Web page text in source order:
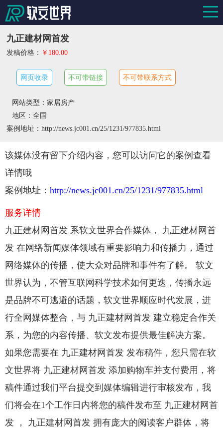
九正建材网首发
发稿价格： ￥180.00
网页收录 不可带链接 不可带联系方式
网站类型：家居房产
地区：全国
案例地址：http://news.jc001.cn/25/1231/977835.html
该媒体没有留下介绍内容，您可以访问它的案例查看
详情哦
案例地址： http://news.jc001.cn/25/1231/977835.html
服务详情
九正建材网首发 系软文世界合作媒体， 九正建材网首
发 在网络新闻媒体领域有重要影响力和传播力，通过
网络媒体的传播，使大众对品牌和事件有了解。 软文
世界认为，不管互联网科学技术如何更迭，传播永远
是品牌不可逃避的话题，软文世界顺应时代发展，进
行全网媒体整合，与 九正建材网首发 建立稳定合作关
系，为您的内容传播、软文发布提供最佳解决方案。
如果您需要在 九正建材网首发 发布稿件，您只需在软
文世界将 九正建材网首发 添加购物车并支付费用，将
稿件通过我们平台提交到媒体编辑进行审核发布，我
们将会在1个工作日内将您的稿件发布至 九正建材网首
发 ， 九正建材网首发 拥有庞大的阅读客户群体，将